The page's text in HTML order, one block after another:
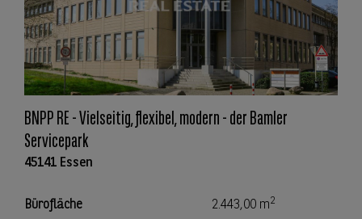
BNPP RE - Vielseitig, flexibel, modern - der Bamler
Servicepark
45141 Essen
Bürofläche 2.443,00 m2